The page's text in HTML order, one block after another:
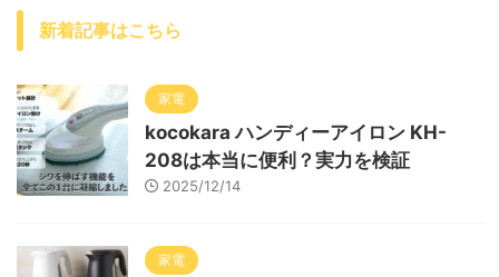
新着記事はこちら
家電
kocokara ハンディーアイロン KH-
208は本当に便利？実力を検証
2025/12/14
家電